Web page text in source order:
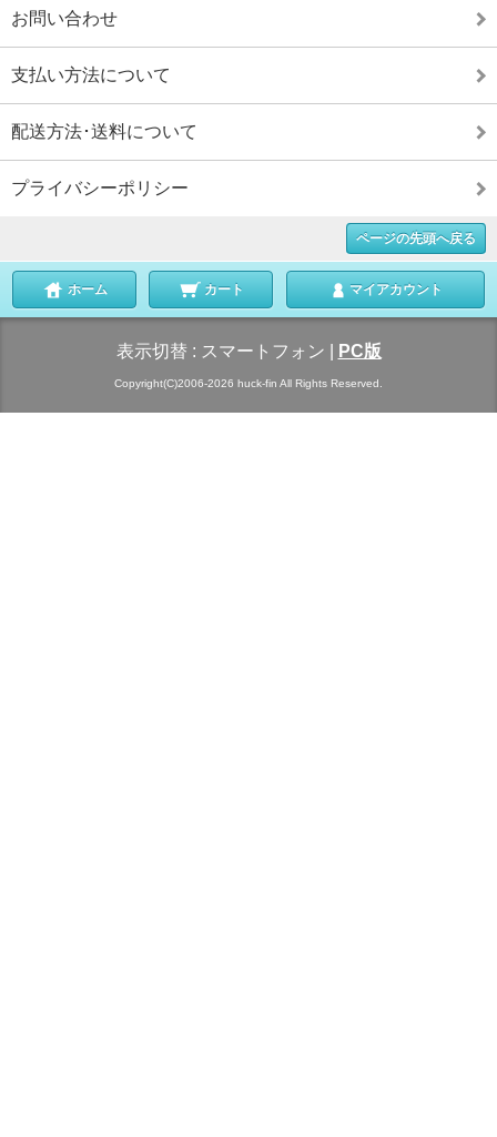
お問い合わせ
支払い方法について
配送方法･送料について
プライバシーポリシー
ページの先頭へ戻る
ホーム カート マイアカウント
表示切替 : スマートフォン PC版
Copyright(C)2006-2026 huck-fin All Rights Reserved.